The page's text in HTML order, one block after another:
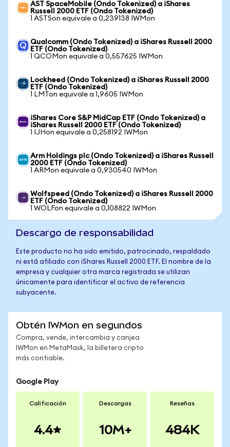
AST SpaceMobile (Ondo Tokenized) a iShares
Russell 2000 ETF (Ondo Tokenized)
1 ASTSon equivale a 0,239138 IWMon
Qualcomm (Ondo Tokenized) a iShares Russell 2000
ETF (Ondo Tokenized)
1 QCOMon equivale a 0,557625 IWMon
Lockheed (Ondo Tokenized) a iShares Russell 2000
ETF (Ondo Tokenized)
1 LMTon equivale a 1,9605 IWMon
iShares Core S&P MidCap ETF (Ondo Tokenized) a
iShares Russell 2000 ETF (Ondo Tokenized)
1 IJHon equivale a 0,258192 IWMon
Arm Holdings plc (Ondo Tokenized) a iShares Russell
2000 ETF (Ondo Tokenized)
1 ARMon equivale a 0,930540 IWMon
Wolfspeed (Ondo Tokenized) a iShares Russell 2000
ETF (Ondo Tokenized)
1 WOLFon equivale a 0,108822 IWMon
Descargo de responsabilidad
Este producto no ha sido emitido, patrocinado, respaldado
ni está afiliado con iShares Russell 2000 ETF. El nombre de la
empresa y cualquier otra marca registrada se utilizan
únicamente para identificar el activo de referencia
subyacente.
Obtén IWMon en segundos
Compra, vende, intercambia y canjea
IWMon en MetaMask, la billetera cripto
más confiable.
Google Play
Calificación
4.4
Descargas
10M+
Reseñas
484K